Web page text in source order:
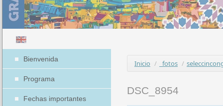
Bienvenida
Programa
Fechas importantes
Inicio / _fotos /
DSC_8954